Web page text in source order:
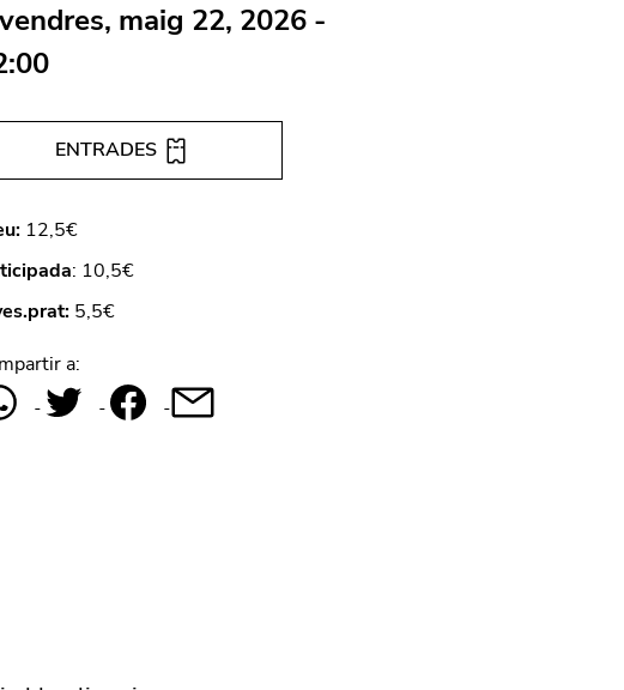
maig 22, 2026 -
ENTRADES
12,5€
: 10,5€
5,5€
a: